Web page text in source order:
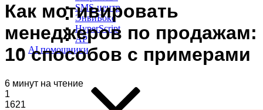
SMS-центр
ЭнвиБокс
HyperScript
API
AI помощники
Как мотивировать
менеджеров по продажам:
10 способов с примерами
6 минут на чтение
1
1621